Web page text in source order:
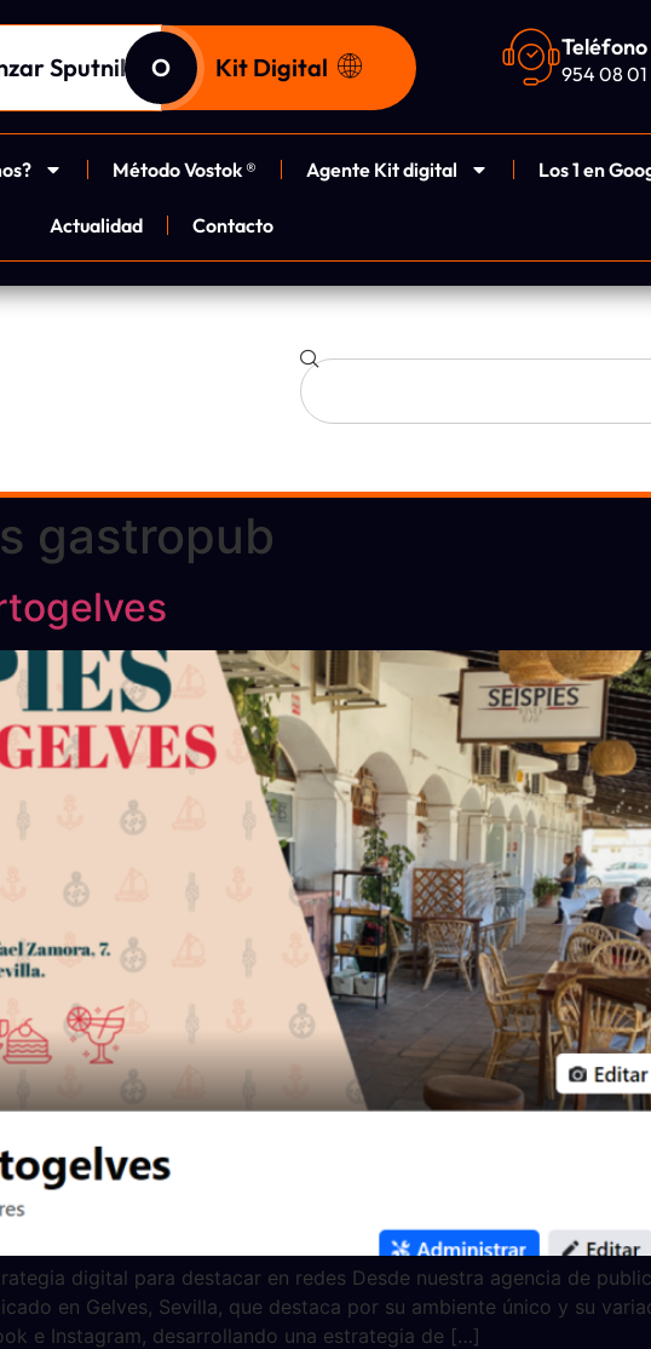
Sputnik O Kit Digital
Teléfono
954 08
Método Vostok ® Agente Kit digital Los 1 en
Actualidad Contacto
gastropub
digital para destacar en redes Desde nuestra agencia de
en Gelves, Sevilla, que destaca por su ambiente único y su
e Instagram, desarrollando una estrategia de […]